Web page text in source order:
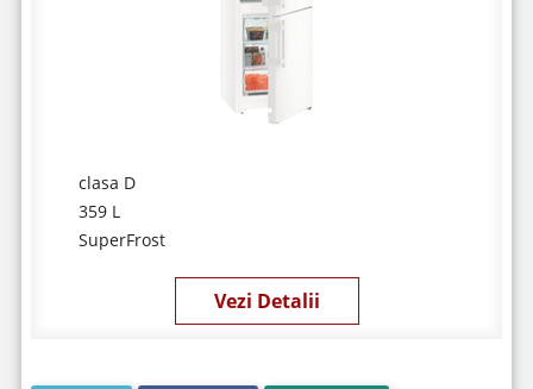
clasa D
359 L
SuperFrost
Vezi Detalii